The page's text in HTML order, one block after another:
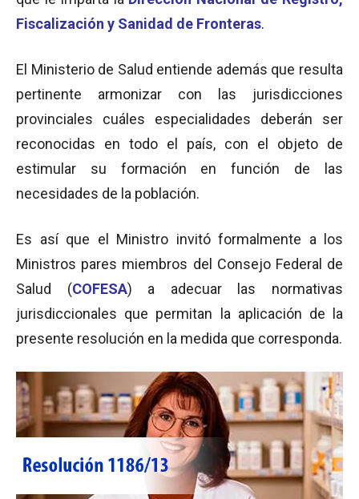
Fiscalización y Sanidad de Fronteras.
El Ministerio de Salud entiende además que resulta
pertinente armonizar con las jurisdicciones
provinciales cuáles especialidades deberán ser
reconocidas en todo el país, con el objeto de
estimular su formación en función de las
necesidades de la población.
Es así que el Ministro invitó formalmente a los
Ministros pares miembros del Consejo Federal de
Salud (COFESA) a adecuar las normativas
jurisdiccionales que permitan la aplicación de la
presente resolución en la medida que corresponda.